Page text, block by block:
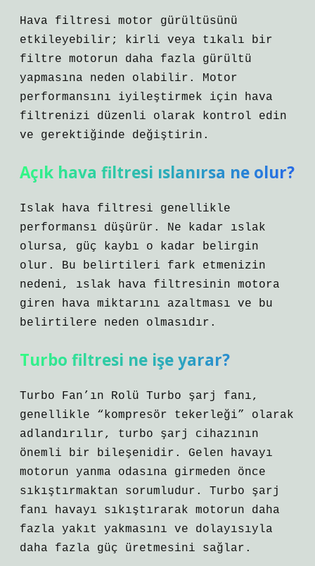
Hava filtresi motor gürültüsünü
etkileyebilir; kirli veya tıkalı bir
filtre motorun daha fazla gürültü
yapmasına neden olabilir. Motor
performansını iyileştirmek için hava
filtrenizi düzenli olarak kontrol edin
ve gerektiğinde değiştirin.
Açık hava filtresi ıslanırsa ne olur?
Islak hava filtresi genellikle
performansı düşürür. Ne kadar ıslak
olursa, güç kaybı o kadar belirgin
olur. Bu belirtileri fark etmenizin
nedeni, ıslak hava filtresinin motora
giren hava miktarını azaltması ve bu
belirtilere neden olmasıdır.
Turbo filtresi ne işe yarar?
Turbo Fan’ın Rolü Turbo şarj fanı,
genellikle “kompresör tekerleği” olarak
adlandırılır, turbo şarj cihazının
önemli bir bileşenidir. Gelen havayı
motorun yanma odasına girmeden önce
sıkıştırmaktan sorumludur. Turbo şarj
fanı havayı sıkıştırarak motorun daha
fazla yakıt yakmasını ve dolayısıyla
daha fazla güç üretmesini sağlar.